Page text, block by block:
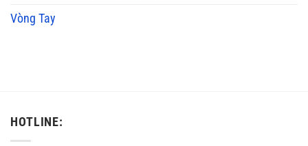
Vòng Tay
HOTLINE: